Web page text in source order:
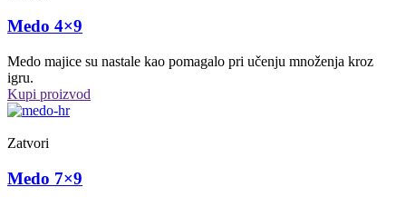
Medo 4×9
Medo majice su nastale kao pomagalo pri učenju množenja kroz
igru.
Kupi proizvod
Zatvori
Medo 7×9